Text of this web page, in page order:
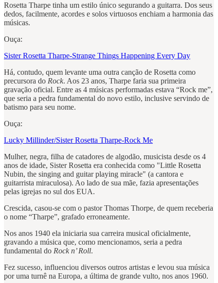
Rosetta Tharpe tinha um estilo único segurando a guitarra. Dos seus
dedos, facilmente, acordes e solos virtuosos enchiam a harmonia das
músicas.
Ouça:
Sister Rosetta Tharpe-Strange Things Happening Every Day
Há, contudo, quem levante uma outra canção de Rosetta como
precursora do Rock. Aos 23 anos, Tharpe faria sua primeira
gravação oficial. Entre as 4 músicas performadas estava “Rock me”,
que seria a pedra fundamental do novo estilo, inclusive servindo de
batismo para seu nome.
Ouça:
Lucky Millinder/Sister Rosetta Tharpe-Rock Me
Mulher, negra, filha de catadores de algodão, musicista desde os 4
anos de idade, Sister Rosetta era conhecida como "Little Rosetta
Nubin, the singing and guitar playing miracle" (a cantora e
guitarrista miraculosa). Ao lado de sua mãe, fazia apresentações
pelas igrejas no sul dos EUA.
Crescida, casou-se com o pastor Thomas Thorpe, de quem receberia
o nome “Tharpe”, grafado erroneamente.
Nos anos 1940 ela iniciaria sua carreira musical oficialmente,
gravando a música que, como mencionamos, seria a pedra
fundamental do Rock n’ Roll.
Fez sucesso, influenciou diversos outros artistas e levou sua música
por uma turnê na Europa, a última de grande vulto, nos anos 1960.